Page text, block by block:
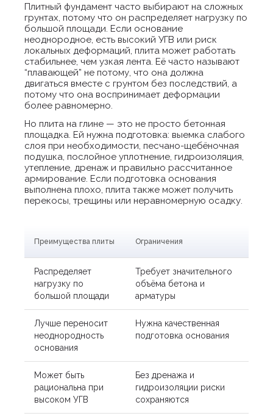
Плитный фундамент часто выбирают на сложных
грунтах, потому что он распределяет нагрузку по
большой площади. Если основание
неоднородное, есть высокий УГВ или риск
локальных деформаций, плита может работать
стабильнее, чем узкая лента. Её часто называют
“плавающей” не потому, что она должна
двигаться вместе с грунтом без последствий, а
потому что она воспринимает деформации
более равномерно.
Но плита на глине — это не просто бетонная
площадка. Ей нужна подготовка: выемка слабого
слоя при необходимости, песчано-щебёночная
подушка, послойное уплотнение, гидроизоляция,
утепление, дренаж и правильно рассчитанное
армирование. Если подготовка основания
выполнена плохо, плита также может получить
перекосы, трещины или неравномерную осадку.
Преимущества плиты Ограничения
Распределяет
нагрузку по
большой площади
Требует значительного
объёма бетона и
арматуры
Лучше переносит
неоднородность
основания
Нужна качественная
подготовка основания
Может быть
рациональна при
высоком УГВ
Без дренажа и
гидроизоляции риски
сохраняются